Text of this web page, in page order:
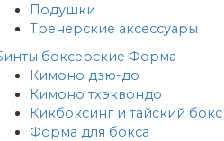
Подушки
Тренерские аксессуары
боксерские Форма
Кимоно дзю-до
Кимоно тхэквондо
Кикбоксинг и тайский бокс
Форма для бокса